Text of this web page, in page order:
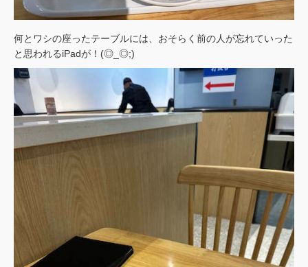
何とワシの座ったテーブルには、おそらく前の人が忘れていった
と思われるiPadが！(◎_◎;)